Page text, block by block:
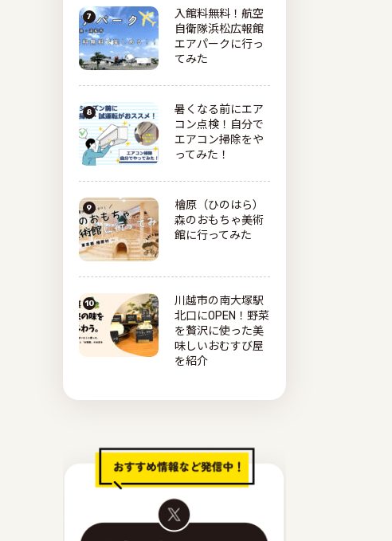
入館料無料！航空
自衛隊浜松広報館
エアパークに行っ
てみた
暑くなる前にエア
コン点検！自分で
エアコン掃除をや
ってみた！
檜原（ひのはら）
森のおもちゃ美術
館に行ってみた
川越市の南大塚駅
北口にOPEN！野菜
を贅沢に使った美
味しいおむすび屋
を紹介